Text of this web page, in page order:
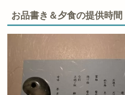
お品書き＆夕食の提供時間